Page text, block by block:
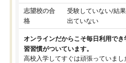
志望校の合
格
受験していない/結
出ていない
オンラインだからこそ毎日利用でき
習習慣がついています。
高校入学してすぐは頑張っていまし